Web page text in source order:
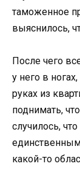
таможенное
выяснилось,
После чего
у него в
руках из
поднимать,
случилось,
какой-то